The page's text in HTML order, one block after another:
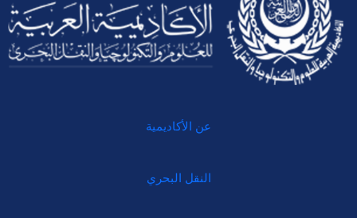
عن الأكاديمية
النقل البحري